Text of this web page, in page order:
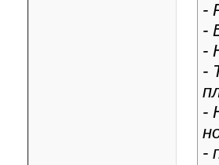
-
-
-
-
-
-